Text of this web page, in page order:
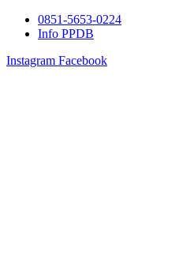
0851-5653-0224
Info PPDB
Instagram Facebook